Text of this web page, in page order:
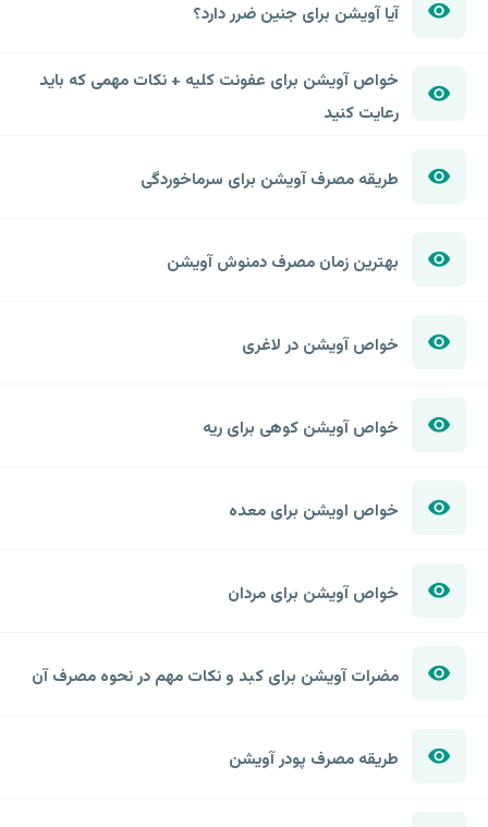
آیا آویشن برای جنین ضرر دارد؟
خواص آویشن برای عفونت کلیه + نکات مهمی که باید
رعایت کنید
طریقه مصرف آویشن برای سرماخوردگی
بهترین زمان مصرف دمنوش آویشن
خواص آویشن در لاغری
خواص آویشن کوهی برای ریه
خواص اویشن برای معده
خواص آویشن برای مردان
مضرات آویشن برای کبد و نکات مهم در نحوه مصرف آن
طریقه مصرف پودر آویشن